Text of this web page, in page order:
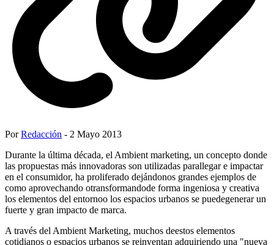
PorRedacción - 2 Mayo 2013
Durante la última década, el Ambient marketing, un concepto donde
las propuestas más innovadoras son utilizadas parallegar e impactar
en el consumidor, ha proliferado dejándonos grandes ejemplos de
como aprovechando otransformandode forma ingeniosa y creativa
los elementos del entornoo los espacios urbanos se puedegenerar un
fuerte y gran impacto de marca.
A través del Ambient Marketing, muchos deestos elementos
cotidianos o espacios urbanos se reinventan adquiriendo una "nueva